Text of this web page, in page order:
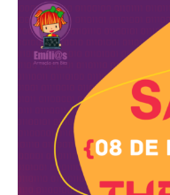
Dia
Internacional
Mulher